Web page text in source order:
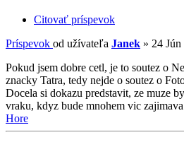
Citovať príspevok
Príspevok od užívateľa Janek » 24
Pokud jsem dobre cetl, je to soutez o
znacky Tatra, tedy nejde o soutez o
Docela si dokazu predstavit, ze muze
vraku, kdyz bude mnohem vic
Hore